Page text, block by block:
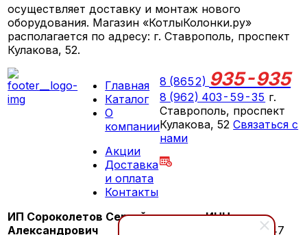
осуществляет доставку и монтаж нового
оборудования. Магазин «КотлыКолонки.ру»
располагается по адресу: г. Ставрополь, проспект
Кулакова, 52.
Главная
Каталог
О
компании
Акции
Доставка
и оплата
Контакты
8 (8652) 935-935
8 (962) 403-59-35 г.
Ставрополь, проспект
Кулакова, 52Связаться с
нами
ИП Сороколетов Сергей
Александрович
ИНН:
260603276147